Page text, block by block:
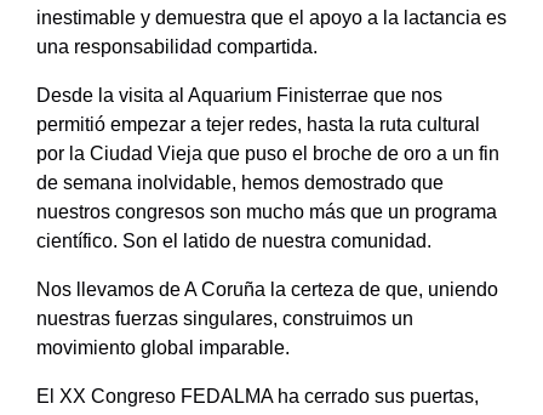
inestimable y demuestra que el apoyo a la lactancia es
una responsabilidad compartida.
Desde la visita al Aquarium Finisterrae que nos
permitió empezar a tejer redes, hasta la ruta cultural
por la Ciudad Vieja que puso el broche de oro a un fin
de semana inolvidable, hemos demostrado que
nuestros congresos son mucho más que un programa
científico. Son el latido de nuestra comunidad.
Nos llevamos de A Coruña la certeza de que, uniendo
nuestras fuerzas singulares, construimos un
movimiento global imparable.
El XX Congreso FEDALMA ha cerrado sus puertas,